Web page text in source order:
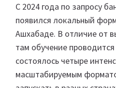
С 2024 года по запросу
появился локальный
Ашхабаде. В отличие от
там обучение
состоялось четыре
масштабируемым